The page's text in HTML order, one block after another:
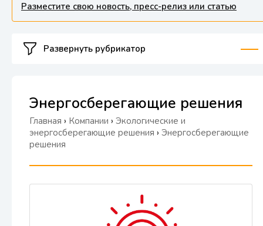
Разместите свою новость, пресс-релиз или статью
Развернуть рубрикатор
Энергосберегающие решения
Главная › Компании › Экологические и
энергосберегающие решения › Энергосберегающие
решения